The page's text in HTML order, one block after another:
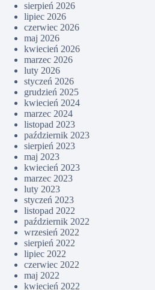
sierpień 2026
lipiec 2026
czerwiec 2026
maj 2026
kwiecień 2026
marzec 2026
luty 2026
styczeń 2026
grudzień 2025
kwiecień 2024
marzec 2024
listopad 2023
październik 2023
sierpień 2023
maj 2023
kwiecień 2023
marzec 2023
luty 2023
styczeń 2023
listopad 2022
październik 2022
wrzesień 2022
sierpień 2022
lipiec 2022
czerwiec 2022
maj 2022
kwiecień 2022